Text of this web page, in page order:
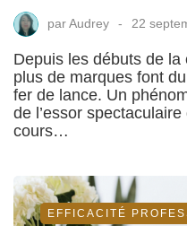
parAudrey 22
Depuis les débuts de
plus de marques font
fer de lance. Un
de l’essor
cours…
EFFICACITÉ